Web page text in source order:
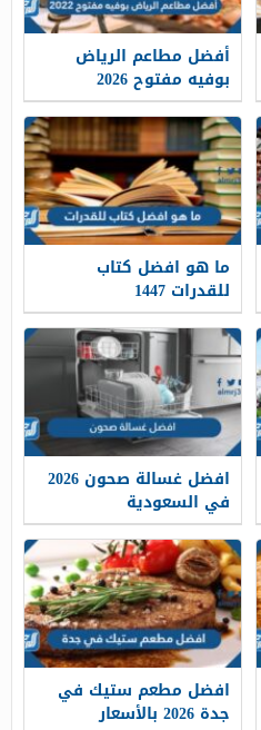
أفضل مطاعم الرياض
بوفيه مفتوح 2026
ما هو افضل كتاب
للقدرات 1447
افضل غسالة صحون 2026
في السعودية
افضل مطعم ستيك في
جدة 2026 بالأسعار